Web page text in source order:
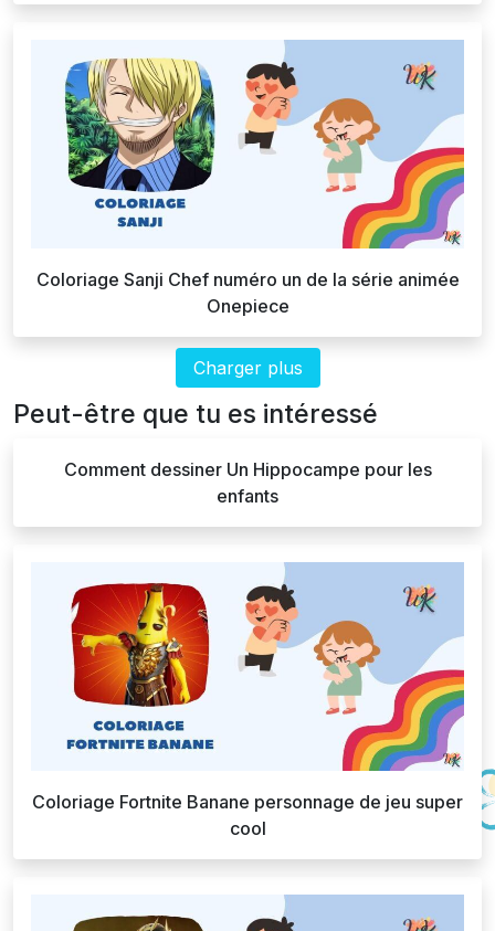
Coloriage Sanji Chef numéro un de la série animée
Onepiece
Charger plus
Peut-être que tu es intéressé
Comment dessiner Un Hippocampe pour les
enfants
Coloriage Fortnite Banane personnage de jeu super
cool